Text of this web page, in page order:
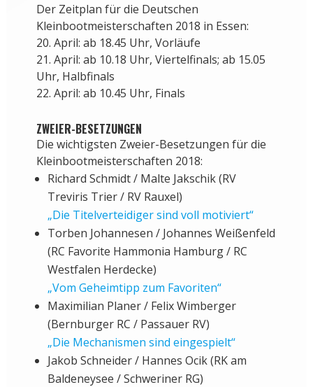
Der Zeitplan für die Deutschen
Kleinbootmeisterschaften 2018 in Essen:
20. April: ab 18.45 Uhr, Vorläufe
21. April: ab 10.18 Uhr, Viertelfinals; ab 15.05
Uhr, Halbfinals
22. April: ab 10.45 Uhr, Finals
ZWEIER-BESETZUNGEN
Die wichtigsten Zweier-Besetzungen für die
Kleinbootmeisterschaften 2018:
Richard Schmidt / Malte Jakschik (RV
Treviris Trier / RV Rauxel)
„Die Titelverteidiger sind voll motiviert“
Torben Johannesen / Johannes Weißenfeld
(RC Favorite Hammonia Hamburg / RC
Westfalen Herdecke)
„Vom Geheimtipp zum Favoriten“
Maximilian Planer / Felix Wimberger
(Bernburger RC / Passauer RV)
„Die Mechanismen sind eingespielt“
Jakob Schneider / Hannes Ocik (RK am
Baldeneysee / Schweriner RG)